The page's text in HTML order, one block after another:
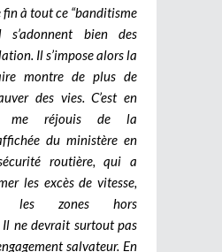
à tout ce “banditisme
s’adonnent bien des
Il s’impose alors la
montre de plus de
des vies. C’est en
me réjouis de la
du ministère en
routière, qui a
les excès de vitesse,
les zones hors
Il ne devrait surtout pas
salvateur. En